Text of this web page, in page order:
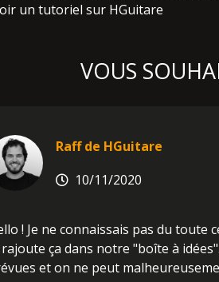
un tutoriel sur HGuitare
VOUS
Raff de HGuitare
10/11/2020
! Je ne connaissais pas du toute
rajoute ça dans notre "boîte à
et on ne peut